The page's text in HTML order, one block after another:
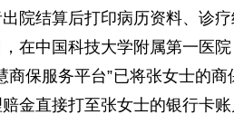
院结算后打印病历资料、诊
在中国科技大学附属第一医
商保服务平台”已将张女士的
金直接打至张女士的银行卡账